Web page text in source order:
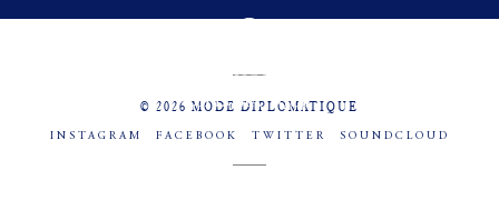
© 2026 MODE DIPLOMATIQUE
INSTAGRAM FACEBOOK TWITTER SOUNDCLOUD